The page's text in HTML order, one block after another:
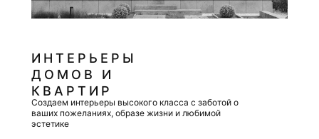
ИНТЕРЬЕРЫ
ДОМОВ И
КВАРТИР
Создаем интерьеры высокого класса с заботой о
ваших пожеланиях, образе жизни и любимой
эстетике
Мы создаем интерьеры, в которых ваш клиент